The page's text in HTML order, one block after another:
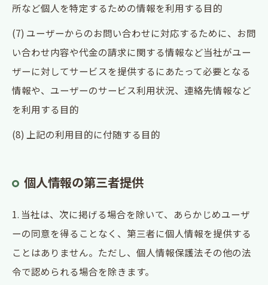
所など個人を特定するための情報を利用する目的
(7) ユーザーからのお問い合わせに対応するために、お問
い合わせ内容や代金の請求に関する情報など当社がユー
ザーに対してサービスを提供するにあたって必要となる
情報や、ユーザーのサービス利用状況、連絡先情報など
を利用する目的
(8) 上記の利用目的に付随する目的
個人情報の第三者提供
1. 当社は、次に掲げる場合を除いて、あらかじめユーザ
ーの同意を得ることなく、第三者に個人情報を提供する
ことはありません。ただし、個人情報保護法その他の法
令で認められる場合を除きます。